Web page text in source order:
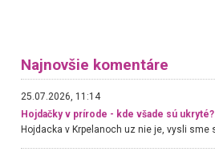
Najnovšie komentáre
25.07.2026, 11:14
Hojdačky v prírode - kde všade sú ukryté?